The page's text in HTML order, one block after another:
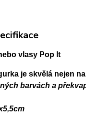
vlasy Pop It
je skvělá nejen
barvách a